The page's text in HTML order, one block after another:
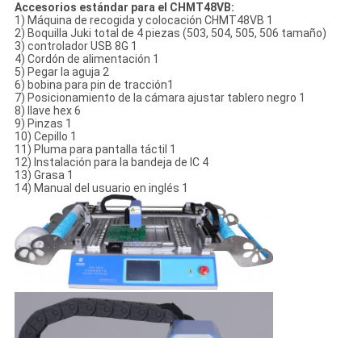
Accesorios estándar para el CHMT48VB:
1) Máquina de recogida y colocación CHMT48VB 1
2) Boquilla Juki total de 4 piezas (503, 504, 505, 506 tamaño)
3) controlador USB 8G 1
4) Cordón de alimentación 1
5) Pegar la aguja 2
6) bobina para pin de tracción1
7) Posicionamiento de la cámara ajustar tablero negro 1
8) llave hex 6
9) Pinzas 1
10) Cepillo 1
11) Pluma para pantalla táctil 1
12) Instalación para la bandeja de IC 4
13) Grasa 1
14) Manual del usuario en inglés 1